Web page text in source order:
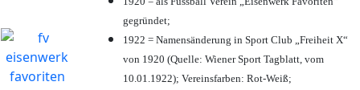
gegründet;
1922 = Namensänderung in Sport Club „Freiheit X“
von 1920 (Quelle: Wiener Sport Tagblatt, vom
10.01.1922); Vereinsfarben: Rot-Weiß;